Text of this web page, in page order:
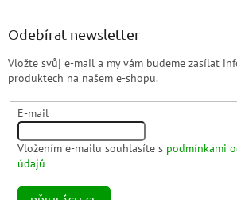
Odebírat newsletter
Vložte svůj e-mail a my vám budeme zasílat
produktech na našem e-shopu.
E-mail
Vložením e-mailu souhlasíte s podmínkami
údajů